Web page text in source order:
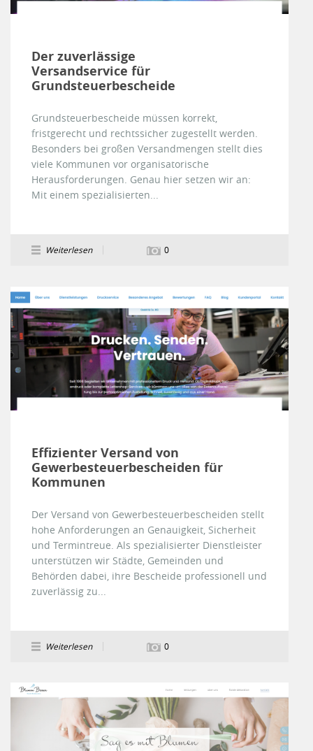
Der zuverlässige
Versandservice für
Grundsteuerbescheide
Grundsteuerbescheide müssen korrekt,
fristgerecht und rechtssicher zugestellt werden.
Besonders bei großen Versandmengen stellt dies
viele Kommunen vor organisatorische
Herausforderungen. Genau hier setzen wir an:
Mit einem spezialisierten...
Weiterlesen 0
Effizienter Versand von
Gewerbesteuerbescheiden für
Kommunen
Der Versand von Gewerbesteuerbescheiden stellt
hohe Anforderungen an Genauigkeit, Sicherheit
und Termintreue. Als spezialisierter Dienstleister
unterstützen wir Städte, Gemeinden und
Behörden dabei, ihre Bescheide professionell und
zuverlässig zu...
Weiterlesen 0